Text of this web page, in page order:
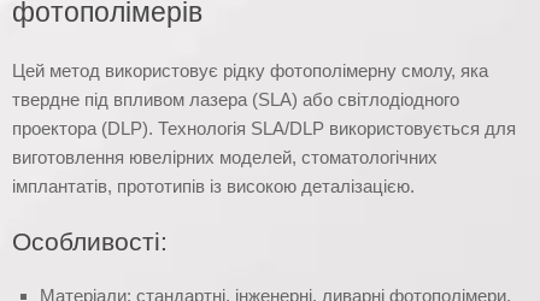
фотополімерів
Цей метод використовує рідку фотополімерну смолу, яка
твердне під впливом лазера (SLA) або світлодіодного
проектора (DLP). Технологія SLA/DLP використовується для
виготовлення ювелірних моделей, стоматологічних
імплантатів, прототипів із високою деталізацією.
Особливості:
Матеріали: стандартні, інженерні, ливарні фотополімери.